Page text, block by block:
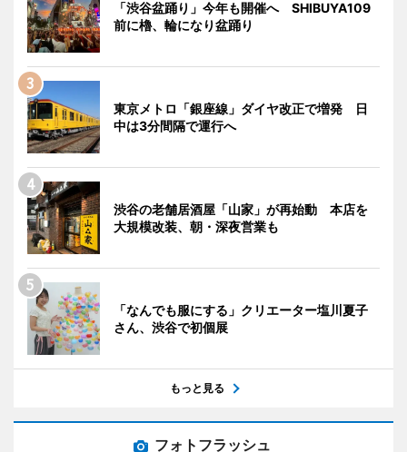
「渋谷盆踊り」今年も開催へ SHIBUYA109
前に櫓、輪になり盆踊り
東京メトロ「銀座線」ダイヤ改正で増発 日
中は3分間隔で運行へ
渋谷の老舗居酒屋「山家」が再始動 本店を
大規模改装、朝・深夜営業も
「なんでも服にする」クリエーター塩川夏子
さん、渋谷で初個展
もっと見る
フォトフラッシュ